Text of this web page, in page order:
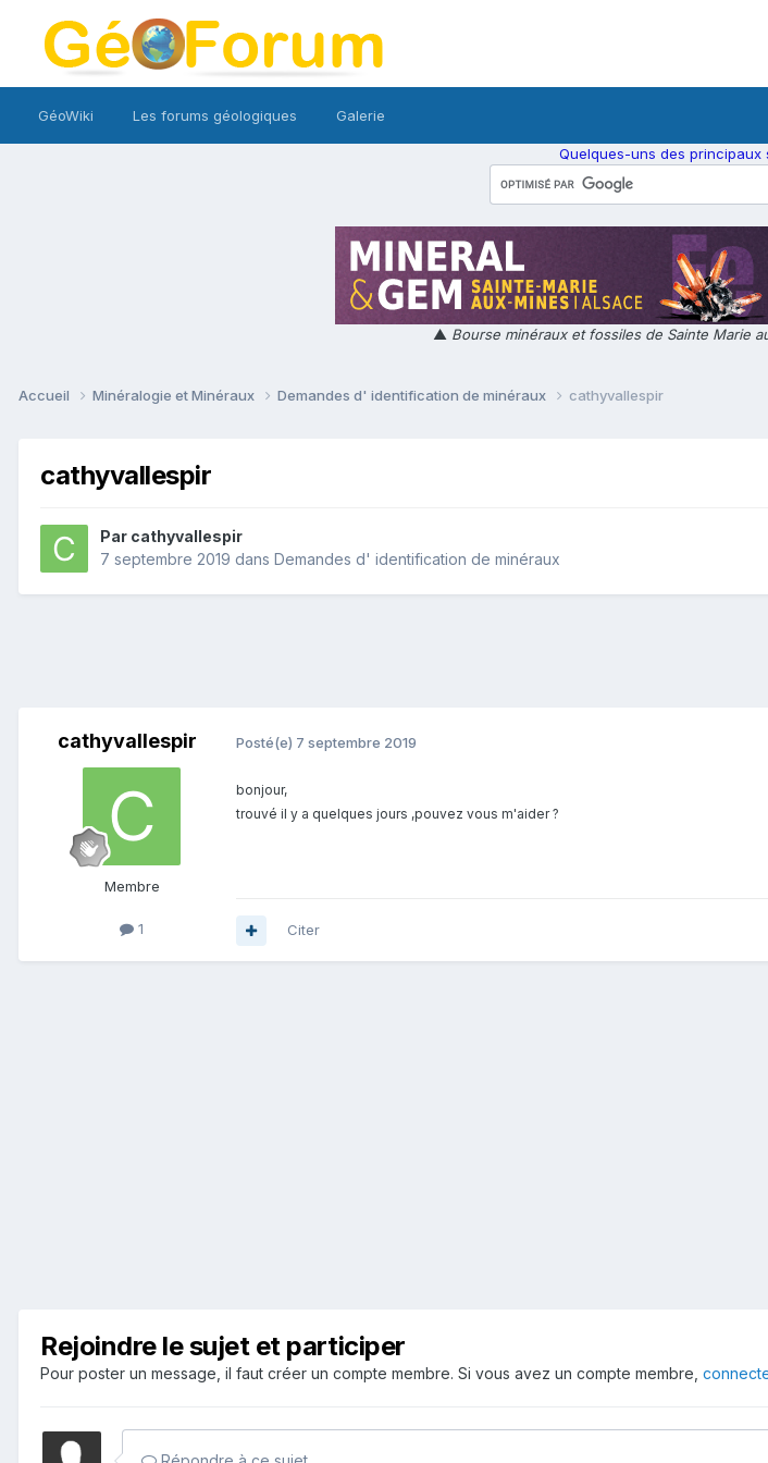
GéoWiki Les forums géologiques Galerie
Quelques-uns des principaux
▲ Bourse minéraux et fossiles de Sainte Marie
Accueil Minéralogie et Minéraux Demandes d' identification de minéraux cathyvallespir
cathyvallespir
Par cathyvallespir
7 septembre 2019 dans Demandes d' identification de minéraux
cathyvallespir
Membre
1
Posté(e) 7 septembre 2019
bonjour,
trouvé il y a quelques jours ,pouvez vous m'aider ?
Citer
Rejoindre le sujet et participer
Pour poster un message, il faut créer un compte membre. Si vous avez un compte membre,